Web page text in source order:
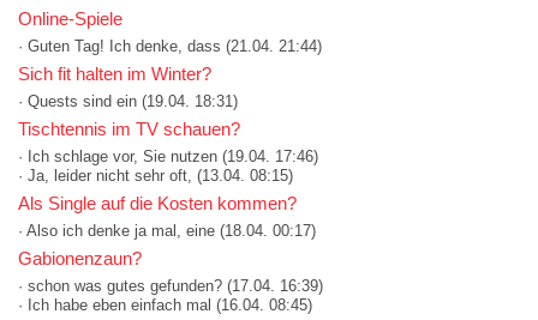
Online-Spiele
· Guten Tag! Ich denke, dass (21.04. 21:44)
Sich fit halten im Winter?
· Quests sind ein (19.04. 18:31)
Tischtennis im TV schauen?
· Ich schlage vor, Sie nutzen (19.04. 17:46)
· Ja, leider nicht sehr oft, (13.04. 08:15)
Als Single auf die Kosten kommen?
· Also ich denke ja mal, eine (18.04. 00:17)
Gabionenzaun?
· schon was gutes gefunden? (17.04. 16:39)
· Ich habe eben einfach mal (16.04. 08:45)